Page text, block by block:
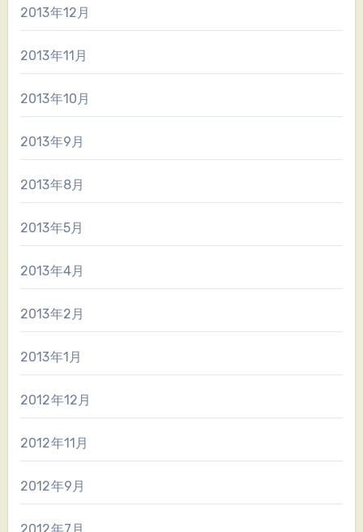
2013年12月
2013年11月
2013年10月
2013年9月
2013年8月
2013年5月
2013年4月
2013年2月
2013年1月
2012年12月
2012年11月
2012年9月
2012年7月